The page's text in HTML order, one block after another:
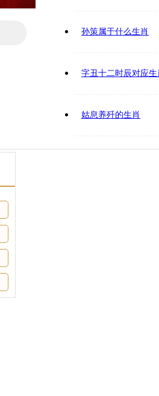
孙策属于什么生肖
字丑十二时辰对应生
姑息养歼的生肖